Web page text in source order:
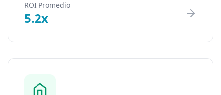
ROI Promedio
5.2x